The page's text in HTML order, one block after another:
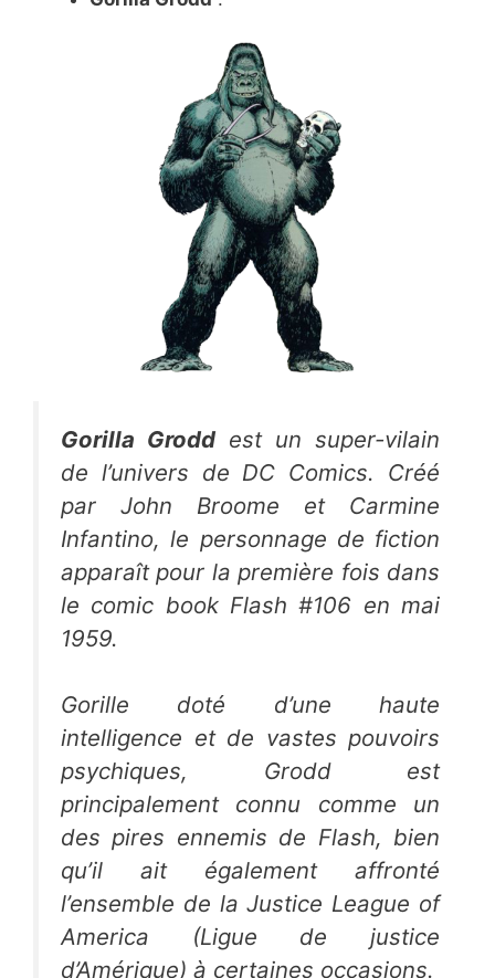
Gorilla Grodd est un super-vilain
de l’univers de DC Comics. Créé
par John Broome et Carmine
Infantino, le personnage de fiction
apparaît pour la première fois dans
le comic book Flash #106 en mai
1959.
Gorille doté d’une haute
intelligence et de vastes pouvoirs
psychiques, Groddest
principalement connu comme un
des pires ennemis de Flash, bien
qu’il ait également affronté
l’ensemble de laJustice League of
America (Ligue de justice
d’Amérique) à certaines occasions.